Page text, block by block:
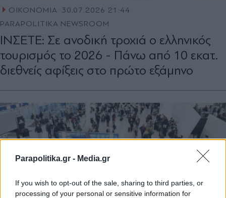
Parapolitika.gr - Media.gr
If you wish to opt-out of the sale, sharing to third parties, or
processing of your personal or sensitive information for
ΟΙΚΟΝΟΜΙΑ 30.07.2026 21:44
PARAPOLITIKA NEWSROOM
ΙΝΣΕΤΕ: Σε ανοδική τροχιά ο ελληνικός
τουρισμός το 2026 - Πάνω από 10 εκατ.
διεθνείς αφίξεις στο πρώτο εξάμηνο